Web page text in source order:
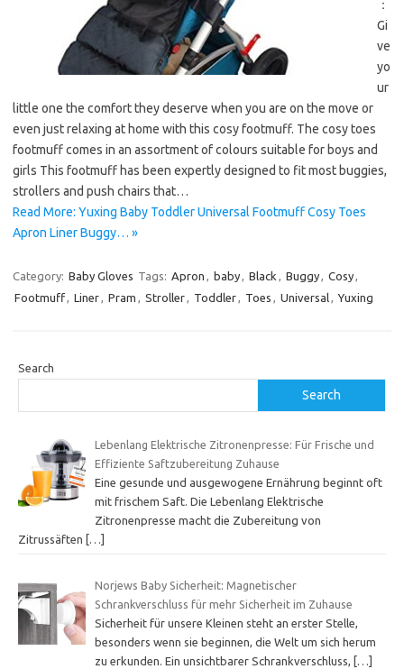
：
Gi
ve
yo
ur
little one the comfort they deserve when you are on the move or
even just relaxing at home with this cosy footmuff. The cosy toes
footmuff comes in an assortment of colours suitable for boys and
girls This footmuff has been expertly designed to fit most buggies,
strollers and push chairs that…
Read More: Yuxing Baby Toddler Universal Footmuff Cosy Toes
Apron Liner Buggy… »
Category: Baby Gloves Tags: Apron , baby, Black , Buggy, Cosy,
Footmuff, Liner, Pram , Stroller, Toddler, Toes , Universal, Yuxing
Search
Search
Lebenlang Elektrische Zitronenpresse: Für Frische und
Effiziente Saftzubereitung Zuhause
Eine gesunde und ausgewogene Ernährung beginnt oft
mit frischem Saft. Die Lebenlang Elektrische
Zitronenpresse macht die Zubereitung von
Zitrussäften
[…]
Norjews Baby Sicherheit: Magnetischer
Schrankverschluss für mehr Sicherheit im Zuhause
Sicherheit für unsere Kleinen steht an erster Stelle,
besonders wenn sie beginnen, die Welt um sich herum
zu erkunden. Ein unsichtbarer Schrankverschluss,
[…]